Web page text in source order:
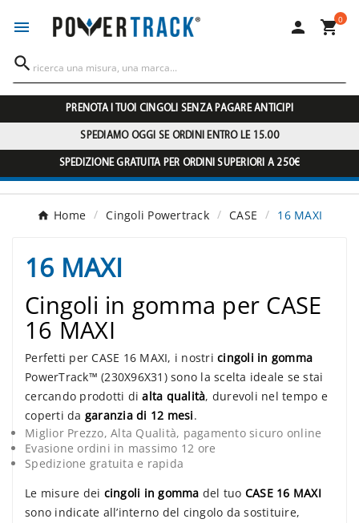
  0

PRENOTA I TUOI CINGOLI SENZA PAGARE ANTICIPI
SPEDIAMO OGGI SE ORDINI ENTRO LE 15.00
SPEDIZIONE GRATUITA PER ORDINI SUPERIORI A 250€
Home Cingoli Powertrack CASE 16 MAXI
16 MAXI
Cingoli in gomma per CASE
16 MAXI
Perfetti per CASE 16 MAXI, i nostri cingoli in gomma
PowerTrack™ (230X96X31) sono la scelta ideale se stai
cercando prodotti dialta qualità, durevoli nel tempo e
coperti da garanzia di 12 mesi.
Miglior Prezzo, Alta Qualità, pagamento sicuro online
Evasione ordini in massimo 12 ore
Spedizione gratuita e rapida
Le misure dei cingoli in gomma del tuo CASE 16 MAXI
sono indicate all’interno del cingolo da sostituire,